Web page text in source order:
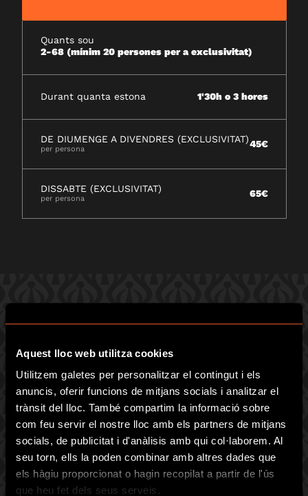
Aquest lloc web utilitza cookies
Utilitzem galetes per personalitzar el contingut i els
anuncis, oferir funcions de mitjans socials i analitzar el
trànsit del lloc. També compartim la informació sobre
com feu servir el nostre lloc amb els partners de mitjans
socials, de publicitat i d'anàlisis amb qui col·laborem. Al
seu torn, ells la poden combinar amb altres dades que
els hàgiu proporcionat o hagin recopilat a partir de l'ús
que heu fet dels seus serveis.
Quants sou
2-68 (mínim 20 persones per a exclusivitat)
Durant quanta estona 1'30h o 3 hores
DE DIUMENGE A DIVENDRES (EXCLUSIVITAT)
per persona 45€
DISSABTE (EXCLUSIVITAT)
per persona 65€
REPTE!
BASATS EN CASOS REALS DE LA
BARCELONA DE 1900
Prepara’t per a una hora intensa de diversió trepidant.
Tenim 3 jocs en 6 sales – tots disponibles per jugar en
mode competició – de 2 a 68 jugadors.
Disponible en català, castellà, anglès o francès, 400m2